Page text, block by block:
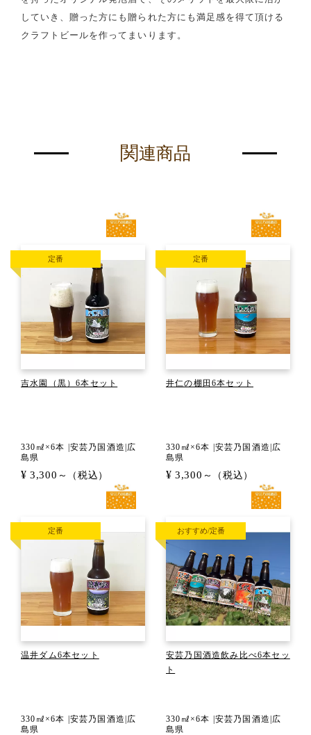
していき、贈った方にも贈られた方にも満足感を得て頂ける
クラフトビールを作ってまいります。
関連商品
定番
吉水園（黒）6本セット
330㎖×6本 |安芸乃国酒造|広
島県
¥ 3,300 ～（税込）
定番
井仁の棚田6本セット
330㎖×6本 |安芸乃国酒造|広
島県
¥ 3,300 ～（税込）
定番
温井ダム6本セット
330㎖×6本 |安芸乃国酒造|広
島県
おすすめ/定番
安芸乃国酒造飲み比べ6本セッ
ト
330㎖×6本 |安芸乃国酒造|広
島県